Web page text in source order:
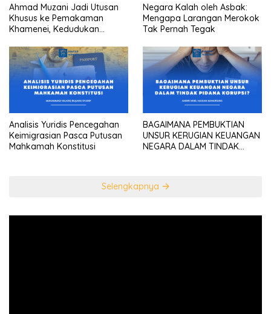
Ahmad Muzani Jadi Utusan
Khusus ke Pemakaman
Khamenei, Kedudukan
sebagai “the highest
diplomatic head””
Negara Kalah oleh Asbak:
Mengapa Larangan Merokok
Tak Pernah Tegak
Analisis Yuridis Pencegahan
Keimigrasian Pasca Putusan
Mahkamah Konstitusi
BAGAIMANA PEMBUKTIAN
UNSUR KERUGIAN KEUANGAN
NEGARA DALAM TINDAK
Selengkapnya